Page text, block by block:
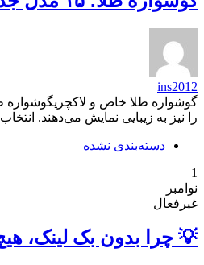
ins2012
گوشواره طلا خاص و
را نیز به زیبایی نمایش می‌دهند.
دسته‌بندی نشده
1
نوامبر
غیرفعال
💡 چرا بدون بک لینک،